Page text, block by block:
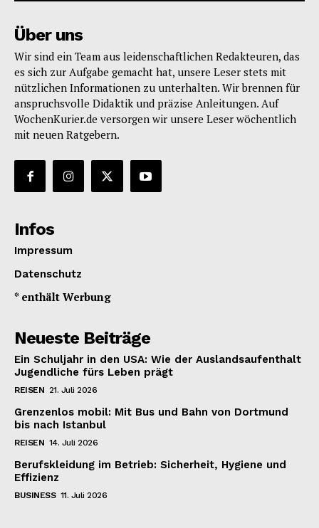
Über uns
Wir sind ein Team aus leidenschaftlichen Redakteuren, das
es sich zur Aufgabe gemacht hat, unsere Leser stets mit
nützlichen Informationen zu unterhalten. Wir brennen für
anspruchsvolle Didaktik und präzise Anleitungen. Auf
WochenKurier.de versorgen wir unsere Leser wöchentlich
mit neuen Ratgebern.
Infos
Impressum
Datenschutz
* enthält Werbung
Neueste Beiträge
Ein Schuljahr in den USA: Wie der Auslandsaufenthalt
Jugendliche fürs Leben prägt
REISEN 21. Juli 2026
Grenzenlos mobil: Mit Bus und Bahn von Dortmund
bis nach Istanbul
REISEN 14. Juli 2026
Berufskleidung im Betrieb: Sicherheit, Hygiene und
Effizienz
BUSINESS 11. Juli 2026